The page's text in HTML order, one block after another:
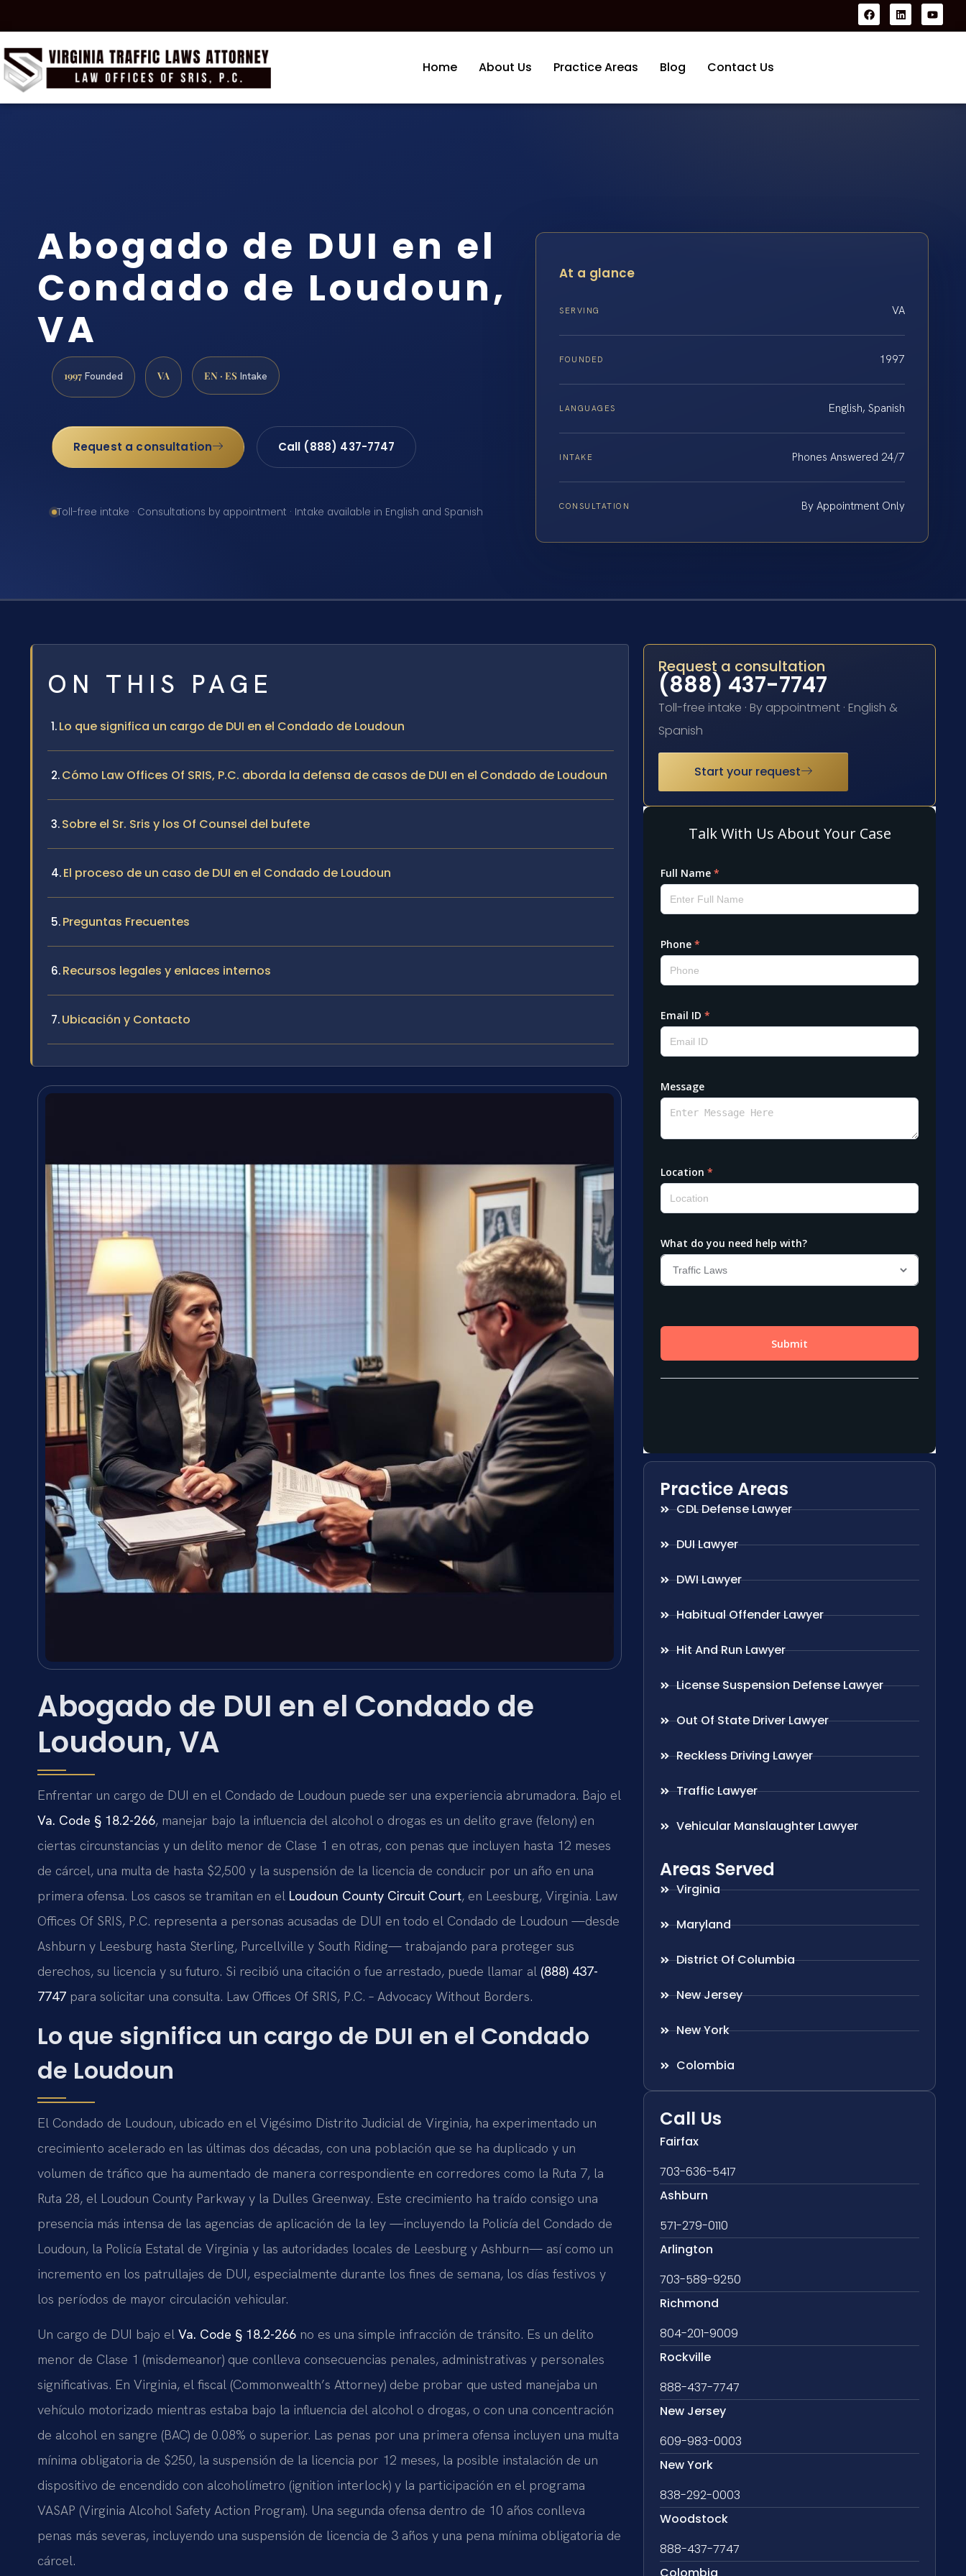
Home About Us Practice Areas Blog Contact Us
Abogado de DUI en el
Condado de Loudoun,
VA
1997 Founded VA EN · ES Intake
Request a consultation Call (888) 437-7747
Toll-free intake · Consultations by appointment · Intake available in English and Spanish
At a glance
SERVING VA
FOUNDED 1997
LANGUAGES English, Spanish
INTAKE Phones Answered 24/7
CONSULTATION By Appointment Only
ON THIS PAGE
Lo que significa un cargo de DUI en el Condado de Loudoun
Cómo Law Offices Of SRIS, P.C. aborda la defensa de casos de DUI en el Condado de Loudoun
Sobre el Sr. Sris y los Of Counsel del bufete
El proceso de un caso de DUI en el Condado de Loudoun
Preguntas Frecuentes
Recursos legales y enlaces internos
Ubicación y Contacto
Abogado de DUI en el Condado de
Loudoun, VA
Enfrentar un cargo de DUI en el Condado de Loudoun puede ser una experiencia abrumadora. Bajo el
Va. Code § 18.2-266, manejar bajo la influencia del alcohol o drogas es un delito grave (felony) en
ciertas circunstancias y un delito menor de Clase 1 en otras, con penas que incluyen hasta 12 meses
de cárcel, una multa de hasta $2,500 y la suspensión de la licencia de conducir por un año en una
primera ofensa. Los casos se tramitan en el Loudoun County Circuit Court, en Leesburg, Virginia. Law
Offices Of SRIS, P.C. representa a personas acusadas de DUI en todo el Condado de Loudoun —desde
Ashburn y Leesburg hasta Sterling, Purcellville y South Riding— trabajando para proteger sus
derechos, su licencia y su futuro. Si recibió una citación o fue arrestado, puede llamar al (888) 437-
7747 para solicitar una consulta. Law Offices Of SRIS, P.C. – Advocacy Without Borders.
Lo que significa un cargo de DUI en el Condado
de Loudoun
El Condado de Loudoun, ubicado en el Vigésimo Distrito Judicial de Virginia, ha experimentado un
crecimiento acelerado en las últimas dos décadas, con una población que se ha duplicado y un
volumen de tráfico que ha aumentado de manera correspondiente en corredores como la Ruta 7, la
Ruta 28, el Loudoun County Parkway y la Dulles Greenway. Este crecimiento ha traído consigo una
presencia más intensa de las agencias de aplicación de la ley —incluyendo la Policía del Condado de
Loudoun, la Policía Estatal de Virginia y las autoridades locales de Leesburg y Ashburn— así como un
incremento en los patrullajes de DUI, especialmente durante los fines de semana, los días festivos y
los períodos de mayor circulación vehicular.
Un cargo de DUI bajo el Va. Code § 18.2-266 no es una simple infracción de tránsito. Es un delito
menor de Clase 1 (misdemeanor) que conlleva consecuencias penales, administrativas y personales
significativas. En Virginia, el fiscal (Commonwealth’s Attorney) debe probar que usted manejaba un
vehículo motorizado mientras estaba bajo la influencia del alcohol o drogas, o con una concentración
de alcohol en sangre (BAC) de 0.08% o superior. Las penas por una primera ofensa incluyen una multa
mínima obligatoria de $250, la suspensión de la licencia por 12 meses, la posible instalación de un
dispositivo de encendido con alcoholímetro (ignition interlock) y la participación en el programa
VASAP (Virginia Alcohol Safety Action Program). Una segunda ofensa dentro de 10 años conlleva
penas más severas, incluyendo una suspensión de licencia de 3 años y una pena mínima obligatoria de
cárcel.
Request a consultation
(888) 437-7747
Toll-free intake · By appointment · English &
Spanish
Start your request
Practice Areas
CDL Defense Lawyer
DUI Lawyer
DWI Lawyer
Habitual Offender Lawyer
Hit And Run Lawyer
License Suspension Defense Lawyer
Out Of State Driver Lawyer
Reckless Driving Lawyer
Traffic Lawyer
Vehicular Manslaughter Lawyer
Areas Served
Virginia
Maryland
District Of Columbia
New Jersey
New York
Colombia
Call Us
Fairfax
703-636-5417
Ashburn
571-279-0110
Arlington
703-589-9250
Richmond
804-201-9009
Rockville
888-437-7747
New Jersey
609-983-0003
New York
838-292-0003
Woodstock
888-437-7747